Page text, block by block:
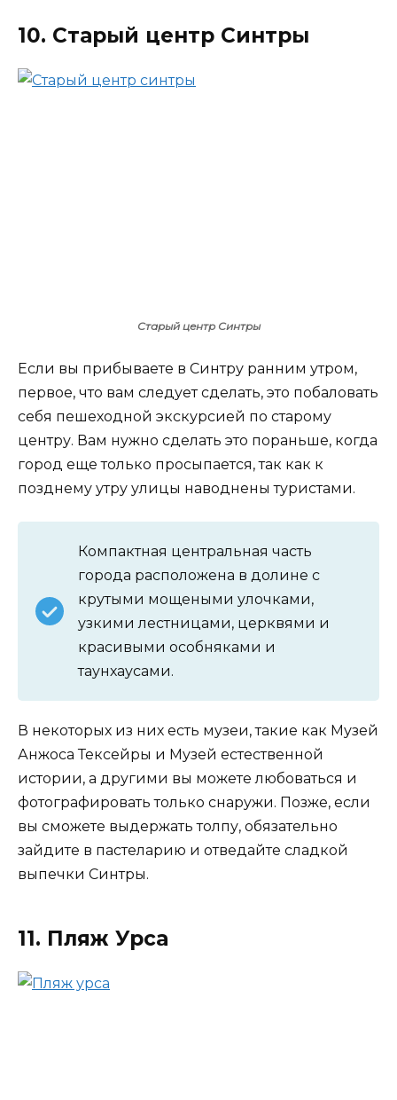
10. Старый центр Синтры
Старый центр Синтры
Если вы прибываете в Синтру ранним утром,
первое, что вам следует сделать, это побаловать
себя пешеходной экскурсией по старому
центру. Вам нужно сделать это пораньше, когда
город еще только просыпается, так как к
позднему утру улицы наводнены туристами.
Компактная центральная часть
города расположена в долине с
крутыми мощеными улочками,
узкими лестницами, церквями и
красивыми особняками и
таунхаусами.
В некоторых из них есть музеи, такие как Музей
Анжоса Тексейры и Музей естественной
истории, а другими вы можете любоваться и
фотографировать только снаружи. Позже, если
вы сможете выдержать толпу, обязательно
зайдите в пастеларию и отведайте сладкой
выпечки Синтры.
11. Пляж Урса